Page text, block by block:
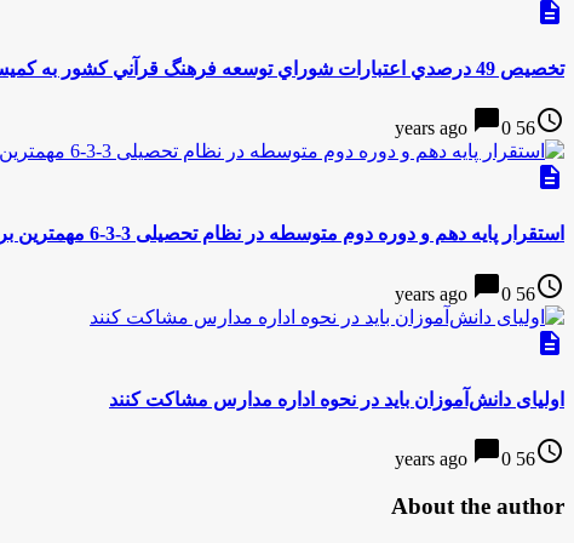
description
تخصيص 49 درصدي اعتبارات شوراي توسعه فرهنگ قرآني كشور به كميسيون توسعه آموزش عمومي قرآن
access_time
56 years ago
chat_bubble0
description
استقرار پایه دهم و دوره دوم متوسطه در نظام تحصیلی 3-3-6 مهمترین برنامه معاونت متوسطه در دولت یازدهم است
access_time
56 years ago
chat_bubble0
description
اولیای دانش‌آموزان باید در نحوه اداره مدارس مشاکت کنند
access_time
56 years ago
chat_bubble0
About the author